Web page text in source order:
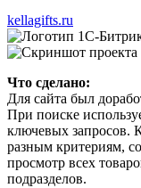
kellagifts.ru
Что сделано:
Для сайта был
При поиске
ключевых запросов.
разным критериям,
просмотр всех
подразделов.